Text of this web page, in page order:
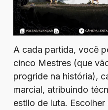
A cada partida, você
cinco Mestres (que
progride na história),
marcial, atribuindo
estilo de luta. Escolher